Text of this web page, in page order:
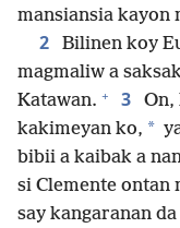
mansiansia kayon
2
Bilinen koy
magmaliw a
Katawan. + 3
On,
kakimeyan ko, *
bibii a kaibak a
si Clemente ontan
say kangaranan